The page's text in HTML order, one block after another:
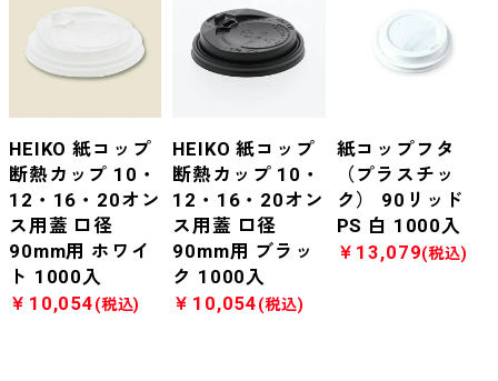
HEIKO 紙コップ
断熱カップ 10・
12・16・20オン
ス用蓋 口径
90mm用 ホワイ
ト 1000入
￥10,054(税込)
HEIKO 紙コップ
断熱カップ 10・
12・16・20オン
ス用蓋 口径
90mm用 ブラッ
ク 1000入
￥10,054(税込)
紙コップフタ
（プラスチッ
ク） 90リッド
PS 白 1000入
￥13,079(税込)